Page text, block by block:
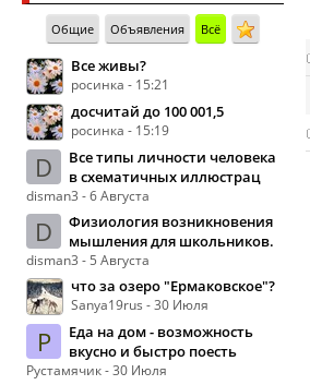
Общие Объявления Всё
Все живы?
росинка - 15:21
досчитай до 100 001,5
росинка - 15:19
D
Все типы личности человека
в схематичных иллюстрац
disman3 - 6 Августа
D
Физиология возникновения
мышления для школьников.
disman3 - 5 Августа
что за озеро "Ермаковское"?
Sanya19rus - 30 Июля
Р
Еда на дом - возможность
вкусно и быстро поесть
Рустамячик - 30 Июля